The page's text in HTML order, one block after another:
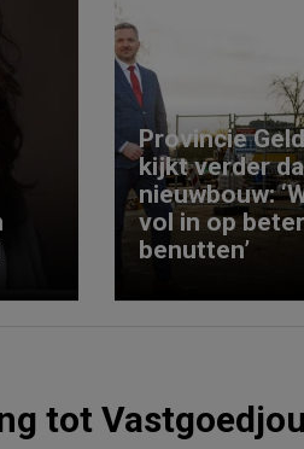
Provincie
kijkt verder
nieuwbouw:
vol in op beter
benutten’
tot